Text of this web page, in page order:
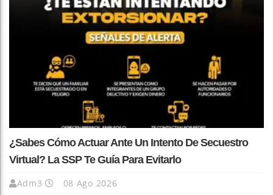
¿Sabes Cómo Actuar Ante Un Intento De Secuestro
Virtual? La SSP Te Guía Para Evitarlo
Adm3 08 Ago 2026